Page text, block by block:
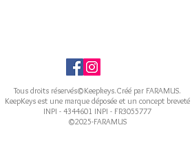
Tous droits réservés©Keepkeys.Créé par FARAMUS.
KeepKeys est une marque déposée et un concept breveté
INPI - 4344601 INPI - FR3055777
©2025-FARAMUS